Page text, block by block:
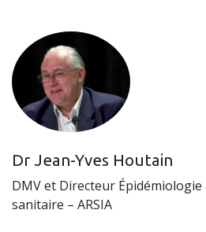
Dr Jean-Yves Houtain
DMV et Directeur Épidémiologie
sanitaire – ARSIA